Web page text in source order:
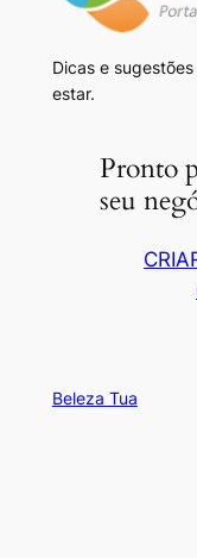
Dicas e
estar.
Pronto
seu
Beleza Tua